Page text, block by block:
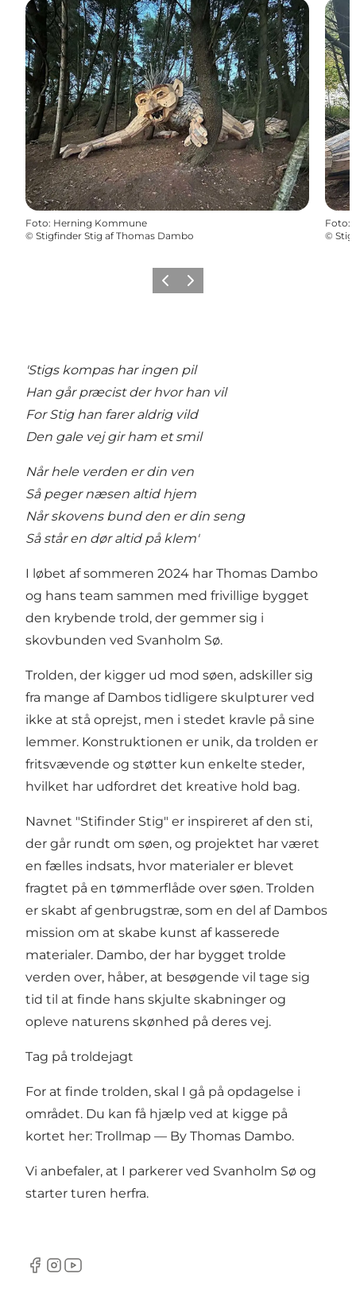
Foto: Herning Kommune
© Stigfinder Stig af Thomas Dambo
Foto:
©
Forrige billede
Næste billede
'Stigs kompas har ingen pil
Han går præcist der hvor han vil
For Stig han farer aldrig vild
Den gale vej gir ham et smil
Når hele verden er din ven
Så peger næsen altid hjem
Når skovens bund den er din seng
Så står en dør altid på klem'
I løbet af sommeren 2024 har Thomas Dambo
og hans team sammen med frivillige bygget
den krybende trold, der gemmer sig i
skovbunden ved Svanholm Sø.
Trolden, der kigger ud mod søen, adskiller sig
fra mange af Dambos tidligere skulpturer ved
ikke at stå oprejst, men i stedet kravle på sine
lemmer. Konstruktionen er unik, da trolden er
fritsvævende og støtter kun enkelte steder,
hvilket har udfordret det kreative hold bag.
Navnet "Stifinder Stig" er inspireret af den sti,
der går rundt om søen, og projektet har været
en fælles indsats, hvor materialer er blevet
fragtet på en tømmerflåde over søen. Trolden
er skabt af genbrugstræ, som en del af Dambos
mission om at skabe kunst af kasserede
materialer. Dambo, der har bygget trolde
verden over, håber, at besøgende vil tage sig
tid til at finde hans skjulte skabninger og
opleve naturens skønhed på deres vej.
Tag på troldejagt
For at finde trolden, skal I gå på opdagelse i
området. Du kan få hjælp ved at kigge på
kortet her: Trollmap — By Thomas Dambo.
Vi anbefaler, at I parkerer ved Svanholm Sø og
starter turen herfra.
Facebook
Instagram
Youtube